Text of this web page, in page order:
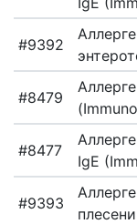
#9392
#8479
#8477
IgE
#9393